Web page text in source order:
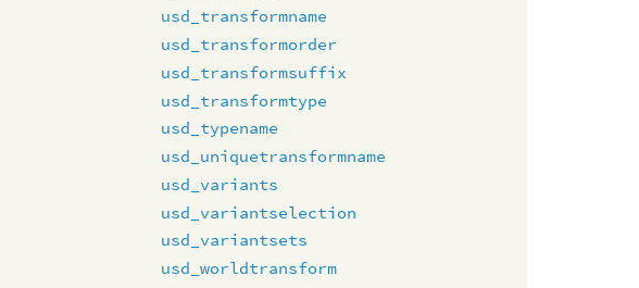
usd_transformname
usd_transformorder
usd_transformsuffix
usd_transformtype
usd_typename
usd_uniquetransformname
usd_variants
usd_variantselection
usd_variantsets
usd_worldtransform